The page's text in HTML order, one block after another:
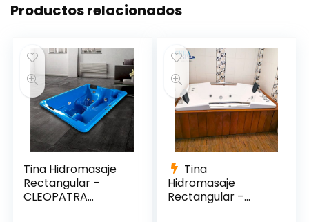
Productos relacionados
Tina Hidromasaje
Rectangular –
CLEOPATRA
Tina
Hidromasaje
Rectangular –